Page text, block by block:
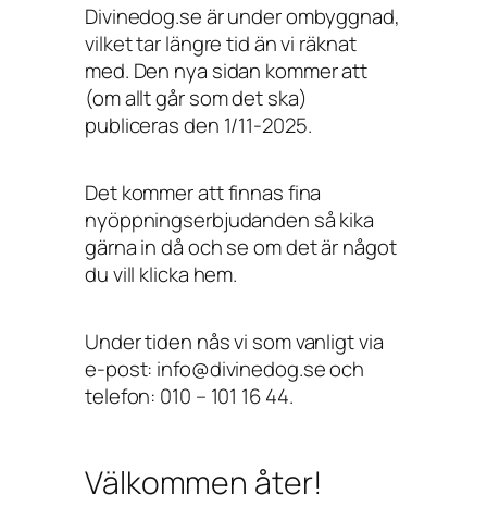
Divinedog.se är under ombyggnad,
vilket tar längre tid än vi räknat
med. Den nya sidan kommer att
(om allt går som det ska)
publiceras den 1/11-2025.
Det kommer att finnas fina
nyöppningserbjudanden så kika
gärna in då och se om det är något
du vill klicka hem.
Under tiden nås vi som vanligt via
e-post: info@divinedog.se och
telefon: 010 – 101 16 44.
Välkommen åter!